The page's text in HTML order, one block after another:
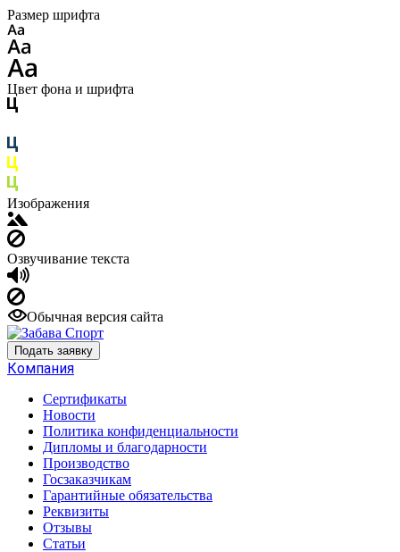
Размер шрифта
Цвет фона и шрифта
Изображения
Озвучивание текста
Обычная версия сайта
Подать заявку
Компания
Сертификаты
Новости
Политика конфиденциальности
Дипломы и благодарности
Производство
Госзаказчикам
Гарантийные обязательства
Реквизиты
Отзывы
Статьи